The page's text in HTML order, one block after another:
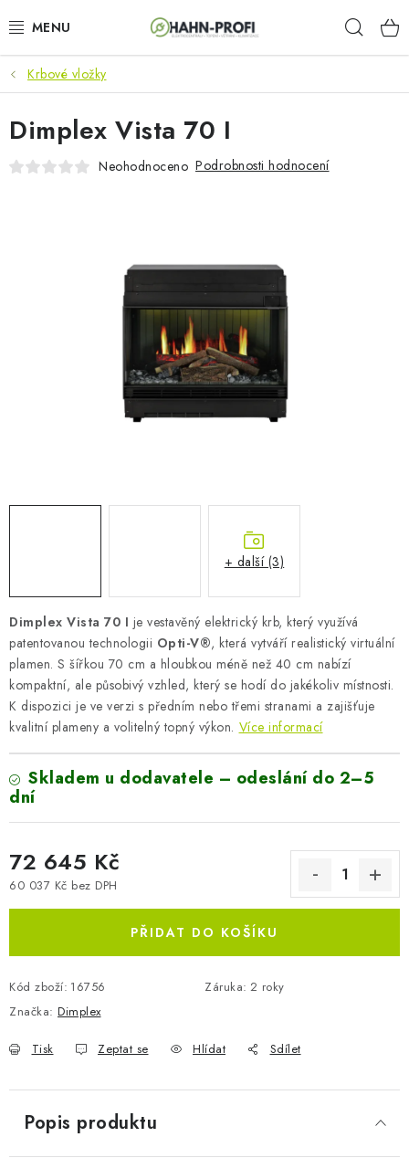
na
KLIMATIZACE
ELEKTROCENTRÁLY
ZAHRADNÍ TECHNIKA
AKUMULAČNÍ KAMNA
OUTLET
Servis Reklamace
Náhradní díly Könner & Söhnen
Reklamační řád
Slovník pojmů
Zpětný odběr elektrozařízení a baterií
Návody
Novinky Blog Reference Katalog
Krbové vložky
Dimplex Vista 70 I je vestavěný elektrický krb, který využívá
patentovanou technologii Opti-V®, která vytváří realistický virtuální
plamen. S šířkou 70 cm a hloubkou méně než 40 cm nabízí
kompaktní, ale působivý vzhled, který se hodí do jakékoliv místnosti.
K dispozici je ve verzi s předním nebo třemi stranami a zajišťuje
kvalitní plameny a volitelný topný výkon. Více informací
Skladem u dodavatele – odeslání do 2–5
dní
72 645 Kč
60 037 Kč bez DPH
PŘIDAT DO KOŠÍKU
Kód zboží: 16756 Záruka: 2 roky
Značka: Dimplex
Tisk Zeptat se Hlídat Sdílet
Dimplex Vista 70 I
Neohodnoceno Podrobnosti hodnocení
+ další (3)
Popis produktu